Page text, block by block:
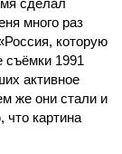
сделал
много раз
которую
1991
активное
же они стали и
картина